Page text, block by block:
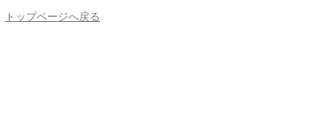
トップページへ戻る